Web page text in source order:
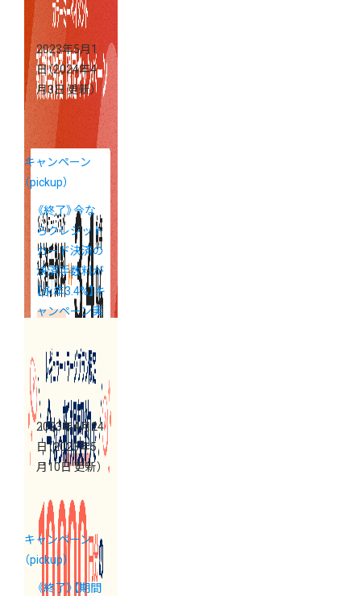
実施中
2023年5月1
日（2024年4
月3日 更新）
キャンペーン
（pickup）
《終了》今な
らクレジット
カード決済の
決済手数料が
【永年3.4%】キ
ャンペーン実
2023年4月24
日（2023年5
月10日 更新）
キャンペーン
（pickup）
《終了》【期間